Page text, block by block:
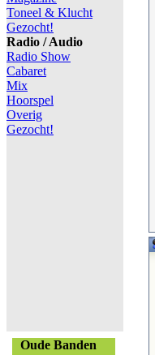
Toneel & Klucht
Gezocht!
Radio / Audio
Radio Show
Cabaret
Mix
Hoorspel
Overig
Gezocht!
Oude Banden